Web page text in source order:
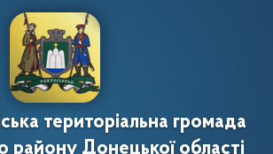
територіальна громада
району Донецької області